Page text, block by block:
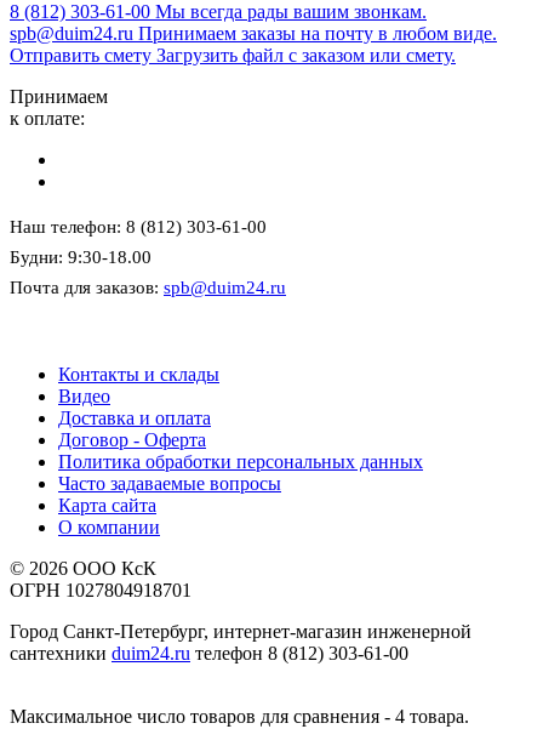
8 (812) 303-61-00 Мы всегда рады вашим звонкам.
spb@duim24.ru Принимаем заказы на почту в любом виде.
Отправить смету Загрузить файл с заказом или смету.
Принимаем
к оплате:
Наш телефон: 8 (812) 303-61-00
Будни: 9:30-18.00
Почта для заказов: spb@duim24.ru
Контакты и склады
Видео
Доставка и оплата
Договор - Оферта
Политика обработки персональных данных
Часто задаваемые вопросы
Карта сайта
О компании
© 2026 ООО КсК
ОГРН 1027804918701
Город Санкт-Петербург, интернет-магазин инженерной
сантехники duim24.ru телефон 8 (812) 303-61-00
Максимальное число товаров для сравнения - 4 товара.